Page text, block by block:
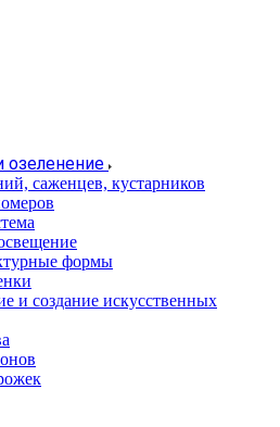
озеленение
саженцев, кустарников
формы
и создание искусственных